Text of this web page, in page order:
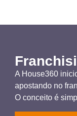
A House360
apostando no
O conceito é